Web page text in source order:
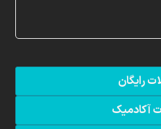
رایگان
آکادمیک